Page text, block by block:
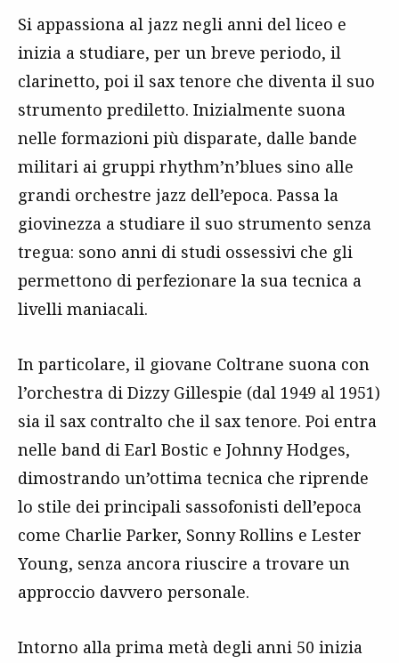
Si appassiona al jazz negli anni del liceo e
inizia a studiare, per un breve periodo, il
clarinetto, poi il sax tenore che diventa il suo
strumento prediletto. Inizialmente suona
nelle formazioni più disparate, dalle bande
militari ai gruppi rhythm’n’blues sino alle
grandi orchestre jazz dell’epoca. Passa la
giovinezza a studiare il suo strumento senza
tregua: sono anni di studi ossessivi che gli
permettono di perfezionare la sua tecnica a
livelli maniacali.
In particolare, il giovane Coltrane suona con
l’orchestra di Dizzy Gillespie (dal 1949 al 1951)
sia il sax contralto che il sax tenore. Poi entra
nelle band di Earl Bostic e Johnny Hodges,
dimostrando un’ottima tecnica che riprende
lo stile dei principali sassofonisti dell’epoca
come Charlie Parker, Sonny Rollins e Lester
Young, senza ancora riuscire a trovare un
approccio davvero personale.
Intorno alla prima metà degli anni 50 inizia